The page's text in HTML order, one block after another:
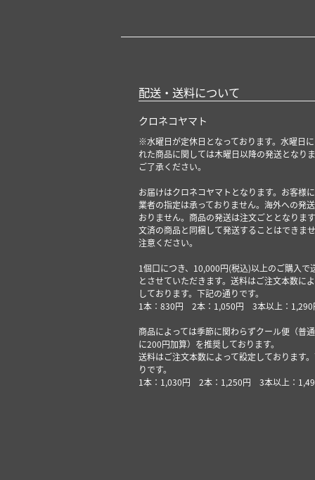
配送・送料について
クロネコヤマト
※水曜日が定休日となっております。水曜日
れた商品に関しては木曜日以降の発送となり
ご了承ください。
お届けはクロネコヤマトとなります。お客様
業者の指定は承っておりません。海外への発
おりません。商品の発送は注文ごととなりま
文済の商品と同梱して発送することはできま
注意ください。
1個口につき、10,000円(税込)以上のご購入で
とさせていただきます。送料はご注文本数に
しております。下記の通りです。
1本：830円 2本：1,050円 3本以上：1,290
商品によっては季節に関わらずクール便（普
に200円加算）を推奨しております。
送料はご注文本数によって設定しております
りです。
1本：1,030円 2本：1,250円 3本以上：